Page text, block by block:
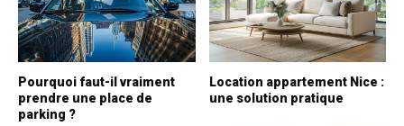
Pourquoi faut-il vraiment
prendre une place de
parking ?
Location appartement Nice :
une solution pratique